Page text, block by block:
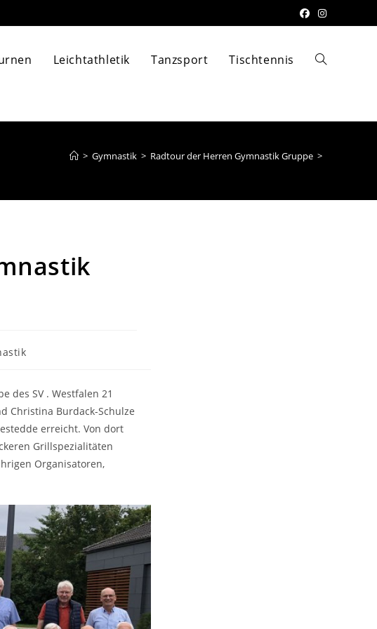
Leichtathletik Tanzsport Tischtennis
> Gymnastik > Radtour der Herren Gymnastik Gruppe >
des SV . Westfalen 21
Christina Burdack-Schulze
erreicht. Von dort
Grillspezialitäten
Organisatoren,